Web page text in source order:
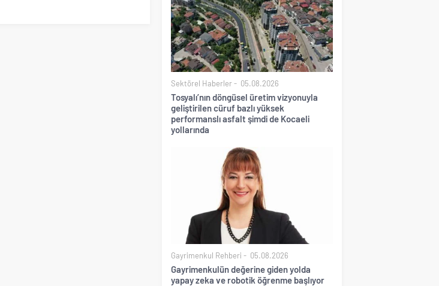
Sektörel Haberler 05.08.2026
Tosyalı’nın döngüsel üretim vizyonuyla
geliştirilen cüruf bazlı yüksek
performanslı asfalt şimdi de Kocaeli
yollarında
Gayrimenkul Rehberi 05.08.2026
Gayrimenkulün değerine giden yolda
yapay zeka ve robotik öğrenme başlıyor